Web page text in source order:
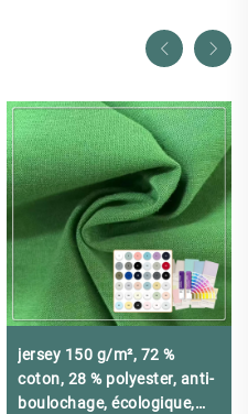
jersey 150 g/m², 72 %
coton, 28 % polyester, anti-
boulochage, écologique,